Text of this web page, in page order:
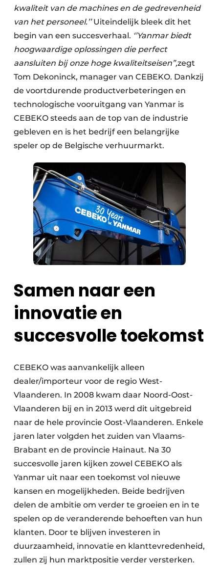
kwaliteit van de machines en de gedrevenheid
van het personeel.’’Uiteindelijk bleek dit het
begin van een succesverhaal. ‘’Yanmar biedt
hoogwaardige oplossingen die perfect
aansluiten bij onze hoge kwaliteitseisen”,zegt
Tom Dekoninck, manager van CEBEKO. Dankzij
de voortdurende productverbeteringen en
technologische vooruitgang van Yanmar is
CEBEKO steeds aan de top van de industrie
gebleven en is het bedrijf een belangrijke
speler op de Belgische verhuurmarkt.
Samen naar een
innovatie en
succesvolle toekomst
CEBEKO was aanvankelijk alleen
dealer/importeur voor de regio West-
Vlaanderen. In 2008 kwam daar Noord-Oost-
Vlaanderen bij en in 2013 werd dit uitgebreid
naar de hele provincie Oost-Vlaanderen. Enkele
jaren later volgden het zuiden van Vlaams-
Brabant en de provincie Hainaut. Na 30
succesvolle jaren kijken zowel CEBEKO als
Yanmar uit naar een toekomst vol nieuwe
kansen en mogelijkheden. Beide bedrijven
delen de ambitie om verder te groeien en in te
spelen op de veranderende behoeften van hun
klanten. Door te blijven investeren in
duurzaamheid, innovatie en klanttevredenheid,
zullen zij hun marktpositie verder versterken.